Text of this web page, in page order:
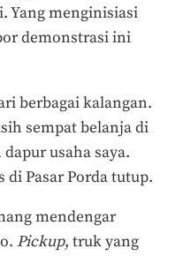
Yang menginisiasi
demonstrasi ini
berbagai kalangan.
sempat belanja di
usaha saya.
di Pasar Porda tutup.
mendengar
Pickup, truk yang